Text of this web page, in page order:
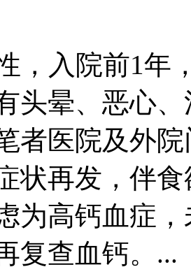
，入院前1年
头晕、恶心
者医院及外
状再发，伴
为高钙血症
复查血钙。...